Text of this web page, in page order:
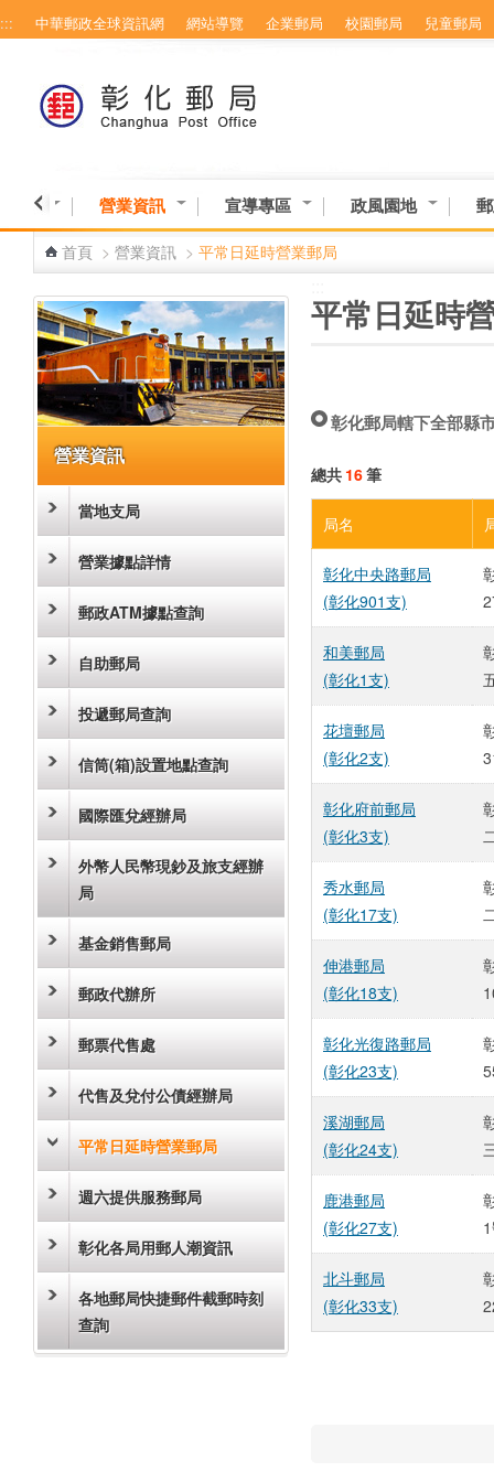
跳到主要內容區塊
::: 中華郵政全球資訊網 網站導覽 企業郵局 校園郵局 兒童郵局
專區 營業資訊 宣導專區 政風園地
首頁 > 營業資訊 > 平常日延時營業郵局
營業資訊
當地支局
營業據點詳情
郵政ATM據點查詢
自助郵局
投遞郵局查詢
信筒(箱)設置地點查詢
國際匯兌經辦局
外幣人民幣現鈔及旅支經辦
局
基金銷售郵局
郵政代辦所
郵票代售處
代售及兌付公債經辦局
平常日延時營業郵局
週六提供服務郵局
彰化各局用郵人潮資訊
各地郵局快捷郵件截郵時刻
查詢
平常日延時
彰化郵局轄下全部縣
總共 16筆
局名
彰化中央路郵局
(彰化901支)
和美郵局
(彰化1支)
花壇郵局
(彰化2支)
彰化府前郵局
(彰化3支)
秀水郵局
(彰化17支)
伸港郵局
(彰化18支)
彰化光復路郵局
(彰化23支)
溪湖郵局
(彰化24支)
鹿港郵局
(彰化27支)
北斗郵局
(彰化33支)